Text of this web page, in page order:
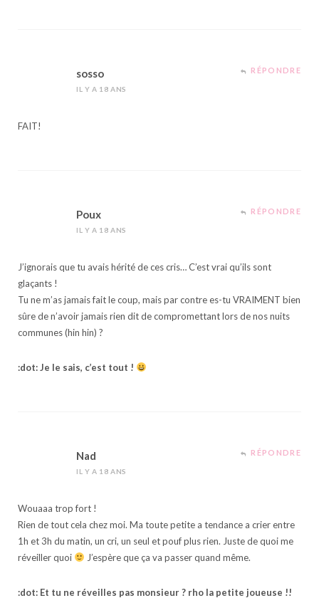
sosso
IL Y A 18 ANS
RÉPONDRE
FAIT!
Poux
IL Y A 18 ANS
RÉPONDRE
J’ignorais que tu avais hérité de ces cris… C’est vrai qu’ils sont
glaçants !
Tu ne m’as jamais fait le coup, mais par contre es-tu VRAIMENT bien
sûre de n’avoir jamais rien dit de compromettant lors de nos nuits
communes (hin hin) ?
:dot: Je le sais, c’est tout !
Nad
IL Y A 18 ANS
RÉPONDRE
Wouaaa trop fort !
Rien de tout cela chez moi. Ma toute petite a tendance a crier entre
1h et 3h du matin, un cri, un seul et pouf plus rien. Juste de quoi me
réveiller quoi
J’espère que ça va passer quand même.
:dot: Et tu ne réveilles pas monsieur ? rho la petite joueuse !!